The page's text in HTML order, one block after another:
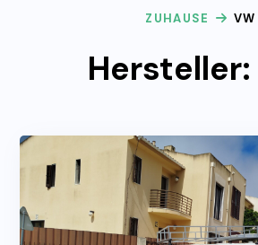
ZUHAUSE VW
Hersteller: